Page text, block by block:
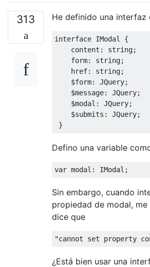
313 He definido una interfaz
interface IModal
{
    content
: string;
    form
: string;
    href
: string;
    $form
: JQuery;
    $message
: JQuery;
    $modal
: JQuery;
    $submits
: JQuery;
}
Defino una variable
var modal : IModal ;
Sin embargo, cuando
propiedad de modal, me
dice que
"cannot set property
¿Está bien usar una